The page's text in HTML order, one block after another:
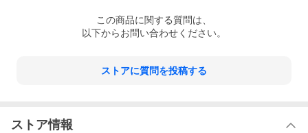
この商品に関する質問は、
以下からお問い合わせください。
ストアに質問を投稿する
ストア情報